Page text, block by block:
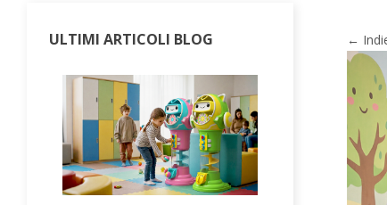
ULTIMI ARTICOLI BLOG ←